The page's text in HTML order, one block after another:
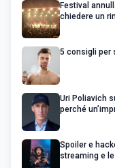
Festival
chiedere un
5 consigli per
Uri Poliavich
perché
Spoiler e
streaming e